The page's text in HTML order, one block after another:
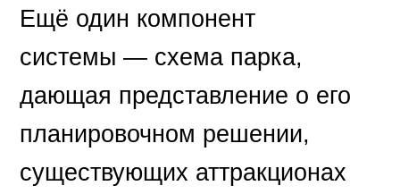
Ещё один компонент
системы — схема парка,
дающая представление о его
планировочном решении,
существующих аттракционах